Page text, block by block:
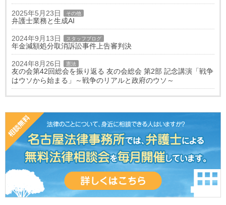
2025年5月23日 その他
弁護士業務と生成AI
2024年9月13日 スタッフブログ
年金減額処分取消訴訟事件上告審判決
2024年8月26日 憲法
友の会第42回総会を振り返る 友の会総会 第2部 記念講演「戦争
はウソから始まる」～戦争のリアルと政府のウソ～